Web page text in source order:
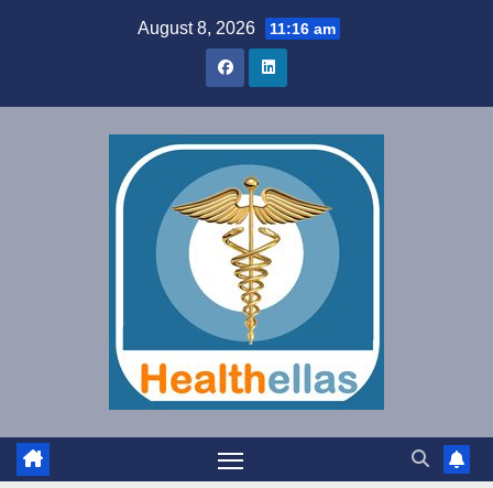
August 8, 2026 11:16 am